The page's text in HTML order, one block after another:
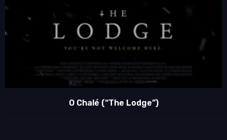
O Chalé (“The Lodge”)